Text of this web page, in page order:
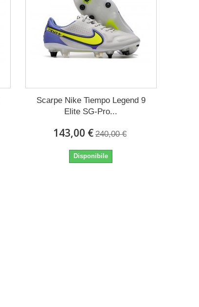
Scarpe Nike Tiempo Legend 9
Elite SG-Pro...
143,00 € 240,00 €
Disponibile